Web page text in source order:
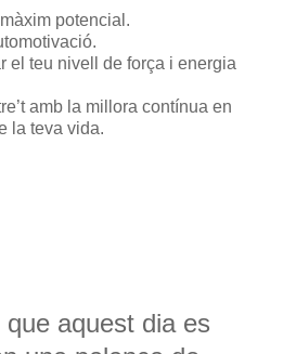
potencial.
el teu nivell de força i energia
amb la millora contínua en
la teva vida.
que aquest dia es